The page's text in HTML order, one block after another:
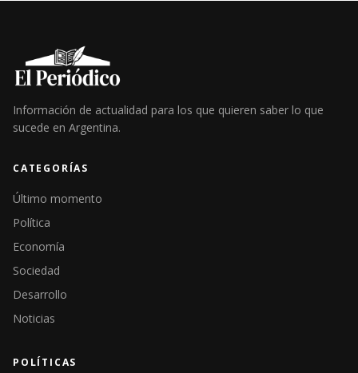
Información de actualidad para los que quieren saber lo que
sucede en Argentina.
CATEGORÍAS
Último momento
Política
Economía
Sociedad
Desarrollo
Noticias
POLÍTICAS